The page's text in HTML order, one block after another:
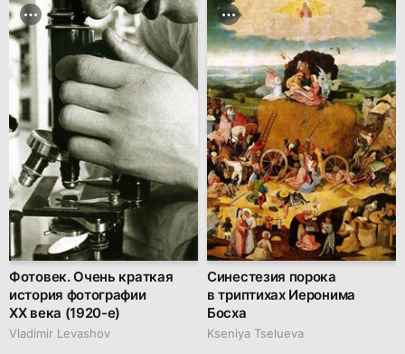
Фотовек. Очень краткая
история фотографии
XX века (1920-е)
Vladimir Levashov
Синестезия порока
в триптихах Иеронима
Босха
Kseniya Tselueva